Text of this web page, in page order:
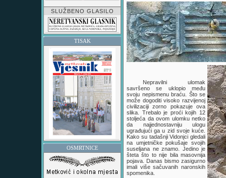
SLUŽBENO GLASILO
TISAK
OSMRTNICE
Nepravilni ulomak
savršeno se uklopio među
svoju nepismenu braću. Što se
može dogoditi visoko razvijenoj
civilizaciji zorno pokazuje ova
slika. Trebalo je proći kojih 12
stoljeća da ovom ulomku netko
da najjednostavniju ulogu
ugrađujući ga u zid svoje kuće.
Kako su tadašnji Vidonjci gledali
na umjetničke pokušaje svojih
suseljana ne znamo. Jedino je
šteta što to nije bila masovnija
pojava. Danas bismo zasigurno
imali više sačuvanih naronskih
spomenika.